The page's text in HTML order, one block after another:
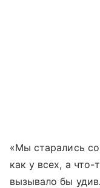
«Мы старались
как у всех, а что-
вызывало бы